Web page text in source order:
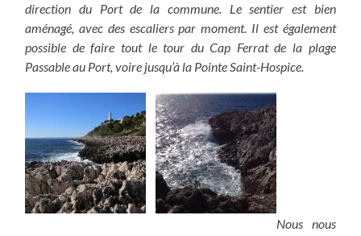
direction du Port de la commune. Le sentier est bien
aménagé, avec des escaliers par moment. Il est également
possible de faire tout le tour du Cap Ferrat de la plage
Passable au Port, voire jusqu’à la Pointe Saint-Hospice.
Nous nous